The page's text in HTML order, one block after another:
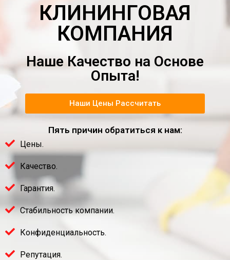
КЛИНИНГОВАЯ
КОМПАНИЯ
Наше Качество на Основе
Опыта!
Наши Цены Рассчитать
Пять причин обратиться к нам:
Цены.
Качество.
Гарантия.
Стабильность компании.
Конфиденциальность.
Репутация.